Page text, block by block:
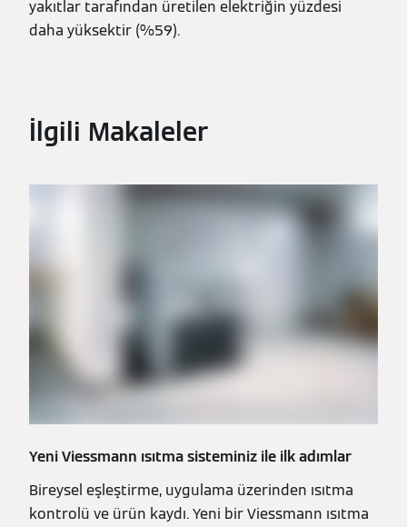
yakıtlar tarafından üretilen elektriğin yüzdesi
daha yüksektir (%59).
İlgili Makaleler
Yeni Viessmann ısıtma sisteminiz ile ilk adımlar
Bireysel eşleştirme, uygulama üzerinden ısıtma
kontrolü ve ürün kaydı. Yeni bir Viessmann ısıtma